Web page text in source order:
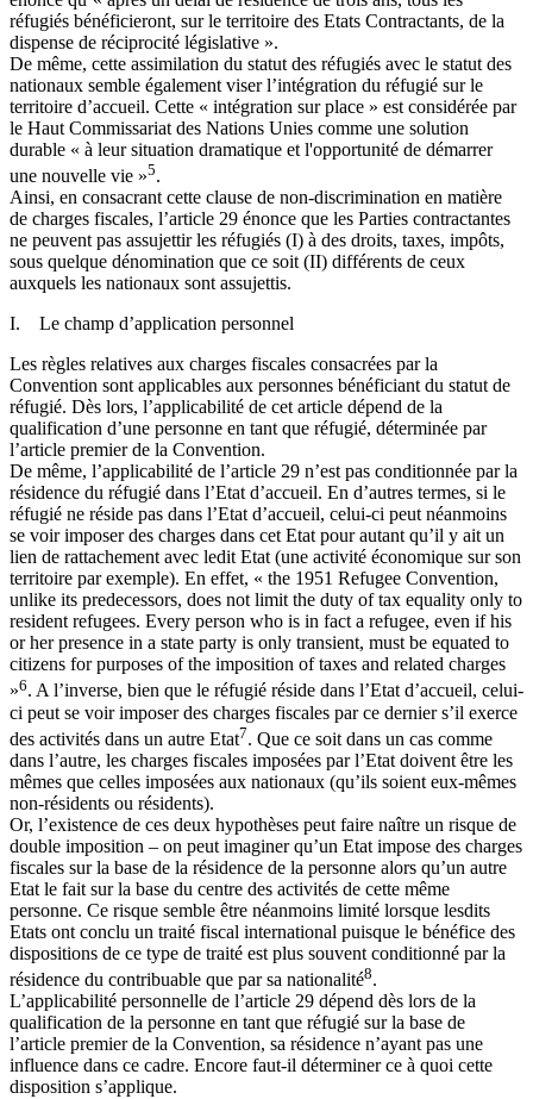
réfugiés bénéficieront, sur le territoire des Etats Contractants, de la
dispense de réciprocité législative ».
De même, cette assimilation du statut des réfugiés avec le statut des
nationaux semble également viser l’intégration du réfugié sur le
territoire d’accueil. Cette « intégration sur place » est considérée par
le Haut Commissariat des Nations Unies comme une solution
durable « à leur situation dramatique et l'opportunité de démarrer
une nouvelle vie »5.
Ainsi, en consacrant cette clause de non-discrimination en matière
de charges fiscales, l’article 29 énonce que les Parties contractantes
ne peuvent pas assujettir les réfugiés (I) à des droits, taxes, impôts,
sous quelque dénomination que ce soit (II) différents de ceux
auxquels les nationaux sont assujettis.
I. Le champ d’application personnel
Les règles relatives aux charges fiscales consacrées par la
Convention sont applicables aux personnes bénéficiant du statut de
réfugié. Dès lors, l’applicabilité de cet article dépend de la
qualification d’une personne en tant que réfugié, déterminée par
l’article premier de la Convention.
De même, l’applicabilité de l’article 29 n’est pas conditionnée par la
résidence du réfugié dans l’Etat d’accueil. En d’autres termes, si le
réfugié ne réside pas dans l’Etat d’accueil, celui-ci peut néanmoins
se voir imposer des charges dans cet Etat pour autant qu’il y ait un
lien de rattachement avec ledit Etat (une activité économique sur son
territoire par exemple). En effet, « the 1951 Refugee Convention,
unlike its predecessors, does not limit the duty of tax equality only to
resident refugees. Every person who is in fact a refugee, even if his
or her presence in a state party is only transient, must be equated to
citizens for purposes of the imposition of taxes and related charges
»6. A l’inverse, bien que le réfugié réside dans l’Etat d’accueil, celui-
ci peut se voir imposer des charges fiscales par ce dernier s’il exerce
des activités dans un autre Etat7. Que ce soit dans un cas comme
dans l’autre, les charges fiscales imposées par l’Etat doivent être les
mêmes que celles imposées aux nationaux (qu’ils soient eux-mêmes
non-résidents ou résidents).
Or, l’existence de ces deux hypothèses peut faire naître un risque de
double imposition – on peut imaginer qu’un Etat impose des charges
fiscales sur la base de la résidence de la personne alors qu’un autre
Etat le fait sur la base du centre des activités de cette même
personne. Ce risque semble être néanmoins limité lorsque lesdits
Etats ont conclu un traité fiscal international puisque le bénéfice des
dispositions de ce type de traité est plus souvent conditionné par la
résidence du contribuable que par sa nationalité8.
L’applicabilité personnelle de l’article 29 dépend dès lors de la
qualification de la personne en tant que réfugié sur la base de
l’article premier de la Convention, sa résidence n’ayant pas une
influence dans ce cadre. Encore faut-il déterminer ce à quoi cette
disposition s’applique.